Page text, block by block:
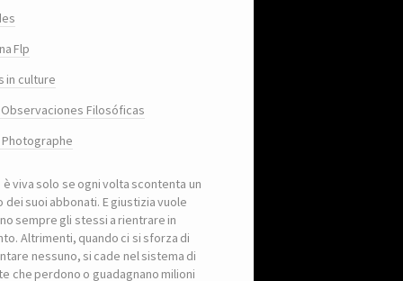
Flp
in culture
Filosóficas
è viva solo se ogni volta scontenta un
dei suoi abbonati. E giustizia vuole
sempre gli stessi a rientrare in
Altrimenti, quando ci si sforza di
nessuno, si cade nel sistema di
che perdono o guadagnano milioni